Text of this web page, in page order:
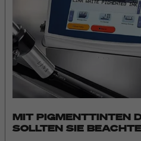
MIT PIGMENTTINTEN
SOLLTEN SIE